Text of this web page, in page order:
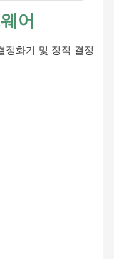
어